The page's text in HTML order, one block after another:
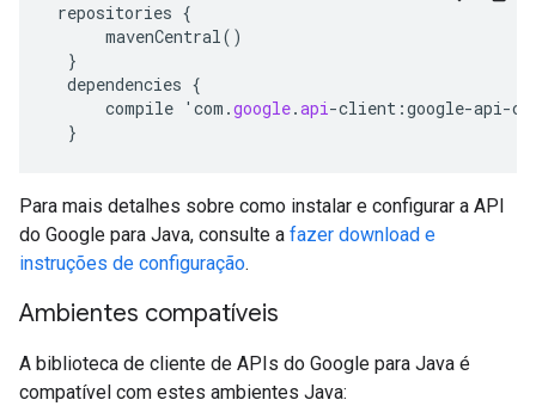
repositories {
mavenCentral()
}
dependencies {
compile ' com .google.api-client :google-api-
}
Para mais detalhes sobre como instalar e configurar a API
do Google para Java, consulte a fazer download e
instruções de configuração.
Ambientes compatíveis
A biblioteca de cliente de APIs do Google para Java é
compatível com estes ambientes Java: